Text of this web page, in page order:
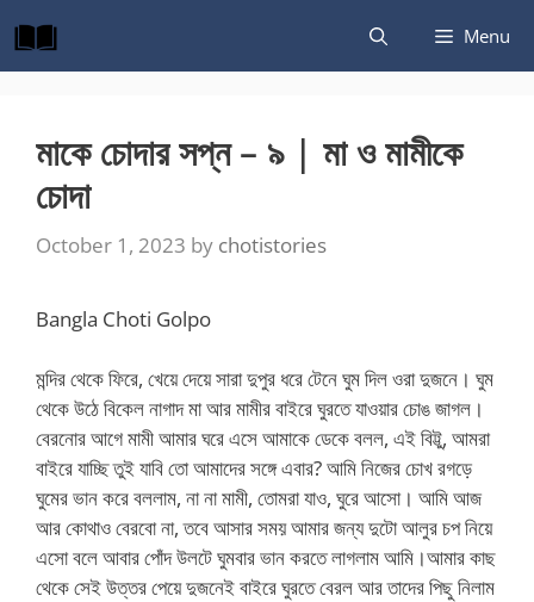
to
content
Menu
মাকে চোদার সপ্ন – ৯ | মা ও মামীকে
চোদা
October 1, 2023 by chotistories
Bangla Choti Golpo
মন্দির থেকে ফিরে, খেয়ে দেয়ে সারা দুপুর ধরে টেনে ঘুম দিল ওরা দুজনে। ঘুম
থেকে উঠে বিকেল নাগাদ মা আর মামীর বাইরে ঘুরতে যাওয়ার চোঙ জাগল।
বেরনোর আগে মামী আমার ঘরে এসে আমাকে ডেকে বলল, এই বিট্টু, আমরা
বাইরে যাচ্ছি তুই যাবি তো আমাদের সঙ্গে এবার? আমি নিজের চোখ রগড়ে
ঘুমের ভান করে বললাম, না না মামী, তোমরা যাও, ঘুরে আসো। আমি আজ
আর কোথাও বেরবো না, তবে আসার সময় আমার জন্য দুটো আলুর চপ নিয়ে
এসো বলে আবার পোঁদ উলটে ঘুমবার ভান করতে লাগলাম আমি।আমার কাছ
থেকে সেই উত্তর পেয়ে দুজনেই বাইরে ঘুরতে বেরল আর তাদের পিছু নিলাম